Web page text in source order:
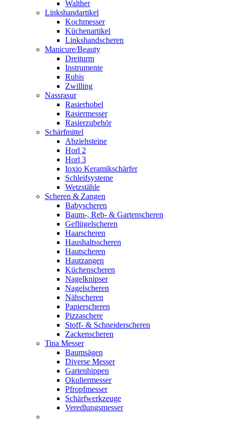
Walther
Linkshandartikel
Kochmesser
Küchenartikel
Linkshandscheren
Manicure/Beauty
Dreiturm
Instrumente
Rubis
Zwilling
Nassrasur
Rasierhobel
Rasiermesser
Rasierzubehör
Schärfmittel
Abziehsteine
Horl 2
Horl 3
Ioxio Keramikschärfer
Schleifsysteme
Wetzstähle
Scheren & Zangen
Babyscheren
Baum-, Reb- & Gartenscheren
Geflügelscheren
Haarscheren
Haushaltsscheren
Hautscheren
Hautzangen
Küchenscheren
Nagelknipser
Nagelscheren
Nähscheren
Papierscheren
Pizzaschere
Stoff- & Schneiderscheren
Zackenscheren
Tina Messer
Baumsägen
Diverse Messer
Gartenhippen
Okuliermesser
Pfropfmesser
Schärfwerkzeuge
Veredlungsmesser